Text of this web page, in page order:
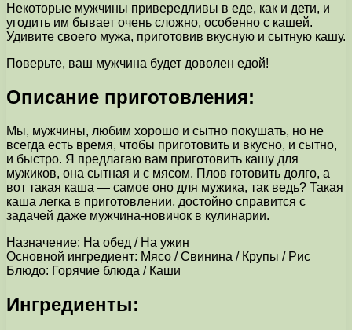
Некоторые мужчины привередливы в еде, как и дети, и
угодить им бывает очень сложно, особенно с кашей.
Удивите своего мужа, приготовив вкусную и сытную кашу.
Поверьте, ваш мужчина будет доволен едой!
Описание приготовления:
Мы, мужчины, любим хорошо и сытно покушать, но не
всегда есть время, чтобы приготовить и вкусно, и сытно,
и быстро. Я предлагаю вам приготовить кашу для
мужиков, она сытная и с мясом. Плов готовить долго, а
вот такая каша — самое оно для мужика, так ведь? Такая
каша легка в приготовлении, достойно справится с
задачей даже мужчина-новичок в кулинарии.
Назначение: На обед / На ужин
Основной ингредиент: Мясо / Свинина / Крупы / Рис
Блюдо: Горячие блюда / Каши
Ингредиенты: